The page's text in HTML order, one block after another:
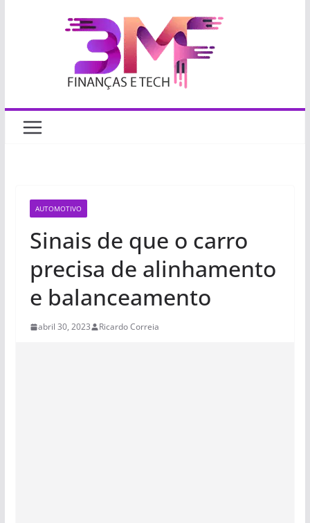
AUTOMOTIVO
Sinais de que o carro
precisa de alinhamento
e balanceamento
abril 30, 2023 Ricardo Correia